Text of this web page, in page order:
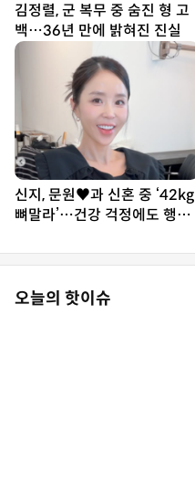
김정렬, 군 복무 중 숨진 형 고
백…36년 만에 밝혀진 진실
신지, 문원♥과 신혼 중 ‘42kg
뼈말라’…건강 걱정에도 행사
오늘의 핫이슈